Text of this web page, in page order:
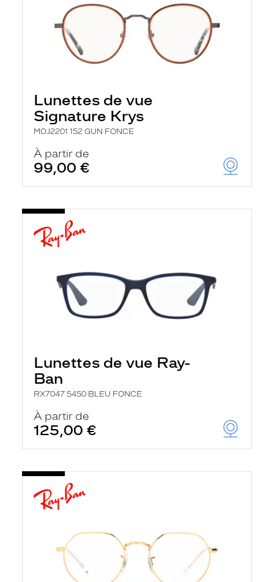
Lunettes de vue
Signature Krys
MOJ2201 152 GUN FONCE
À partir de
99,00 €
Lunettes de vue Ray-
Ban
RX7047 5450 BLEU FONCE
À partir de
125,00 €